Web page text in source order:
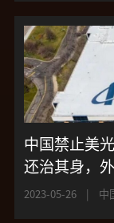
中国禁止美
还治其身，
2023-05-26 | 中